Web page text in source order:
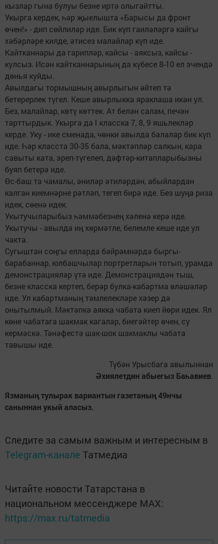
кызлар гына булуы безне иртә олыгайтты.
Укырга кердек, һәр җыелышта «Барысы да фронт
өчен!» - дип сөйлиләр иде. Бик күп гаиләләргә кайгы
хәбәрләре килде, әтисез малайлар күп иде.
Кайтканнары да гарипләр, кайсы - аяксыз, кайсы -
кулсыз. Исән кайтканнарының да күбесе 8-10 ел эчендә
дөнья куйды.
Авылдагы тормышның авырлыгын әйтеп тә
бетерерлек түгел. Кеше авырлыкка яраклаша икән ул.
Без, малайлар, көтү көттек. Ат белән салам, печән
тарттырдык. Укырга да I класска 7, 8, 9 яшьлекләр
керде. Уку - ике сменада, чөнки авылда балалар бик күп
иде. Һәр класста 30-35 бала, мәктәпләр салкын, кара
савыты ката, эреп-түгелеп, дәфтәр-китапларыбызны
буяп бетерә иде.
Өс-баш та чамалы, әниләр әтиләрдән, абыйлардан
калган киемнәрне рәтләп, тегеп бирә иде. Без шуңа риза
идек, сөенә идек.
Укытучыларыбыз һәммәбезнең хәленә керә иде.
Укытучы - авылда иң хөрмәтле, белемле кеше иде ул
чакта.
Сугыштан соңгы елларда бәйрәмнәрдә быргы-
барабаннар, юлбашчылар портретларын тотып, урамда
демонстрацияләр үтә иде. Демонстрациядән тыш,
безне класс­ка кертеп, берәр булка-кабартма өләшәләр
иде. Ул кабартманың тәмлелекләре хәзер дә
онытылмый. Мәктәпкә аякка чабата киеп йөри идек. Ял
көне чабатага шакмак кагалар, биегәйтер өчен, су
кермәскә. Тәнәфестә шак-шок шакмаклы чабата
тавышы иде.
Түбән Урысбага авылыннан
Әхиялетдин абыегыз Баһавиев.
Язманың тулырак вариантын газетаның 49нчы
саныннан укый аласыз.
Следите за самым важным и интересным в
Telegram-канале Татмедиа
Читайте новости Татарстана в
национальном мессенджере MАХ:
https://max.ru/tatmedia